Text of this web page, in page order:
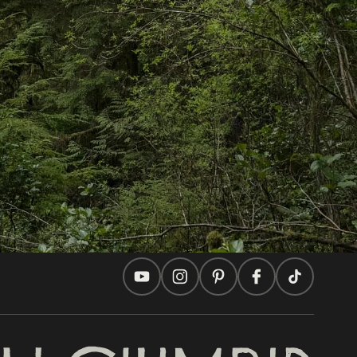
Auf dieser Website
Reisevorschläge
Praktische Tipps
Zwei Länder, Eine Reise